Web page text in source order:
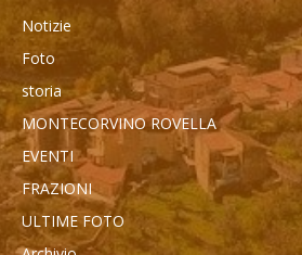
Notizie
Foto
storia
MONTECORVINO ROVELLA
EVENTI
FRAZIONI
ULTIME FOTO